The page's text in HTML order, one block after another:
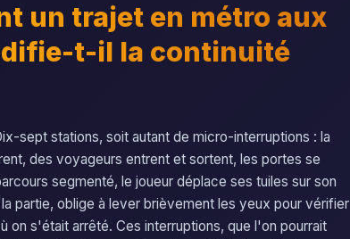
un trajet en métro aux
t-il la continuité
sept stations, soit autant de micro-interruptions : la
des voyageurs entrent et sortent, les portes se
segmenté, le joueur déplace ses tuiles sur son
partie, oblige à lever brièvement les yeux pour vérifier
on s'était arrêté. Ces interruptions, que l'on pourrait